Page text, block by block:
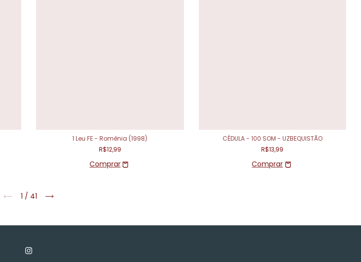
1 Leu FE - Romênia (1998)
R$12,99
CÉDULA - 100 SOM - UZBEQUISTÃO
R$13,99
1 / 41